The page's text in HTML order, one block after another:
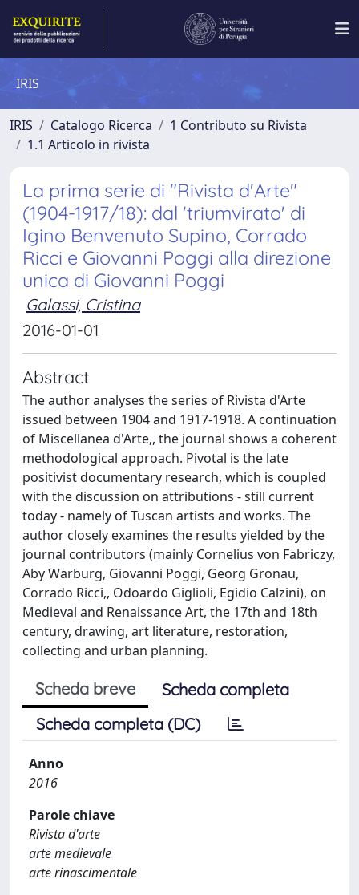
IRIS
IRIS Catalogo Ricerca
1 Contributo su Rivista
1.1 Articolo in rivista
La prima serie di "Rivista d'Arte"
(1904-1917/18): dal 'triumvirato' di
Igino Benvenuto Supino, Corrado
Ricci e Giovanni Poggi alla direzione
unica di Giovanni Poggi
Galassi, Cristina
2016-01-01
Abstract
The author analyses the series of Rivista d'Arte
issued between 1904 and 1917-1918. A continuation
of Miscellanea d'Arte,, the journal shows a coherent
methodological approach. Pivotal is the late
positivist documentary research, which is coupled
with the discussion on attributions - still current
today - namely of Tuscan artists and works. The
author closely examines the results yielded by the
journal contributors (mainly Cornelius von Fabriczy,
Aby Warburg, Giovanni Poggi, Georg Gronau,
Corrado Ricci,, Odoardo Giglioli, Egidio Calzini), on
Medieval and Renaissance Art, the 17th and 18th
century, drawing, art literature, restoration,
collecting and urban planning.
Scheda breve
Scheda completa
Scheda completa (DC)
Anno
2016
Parole chiave
Rivista d'arte
arte medievale
arte rinascimentale